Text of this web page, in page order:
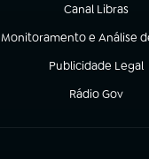
Canal Libras
(abre em nova
Monitoramento e Análise
(abre em nova aba)
Publicidade Legal
(abre em nova aba)
Rádio Gov
(abre em nova